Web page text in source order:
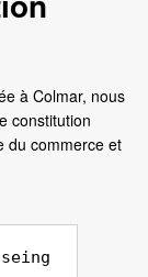
à Colmar, nous
constitution
du commerce et